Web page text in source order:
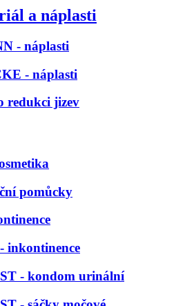
a náplasti
- náplasti
- náplasti
redukci jizev
pomůcky
inkontinence
- kondom urinální